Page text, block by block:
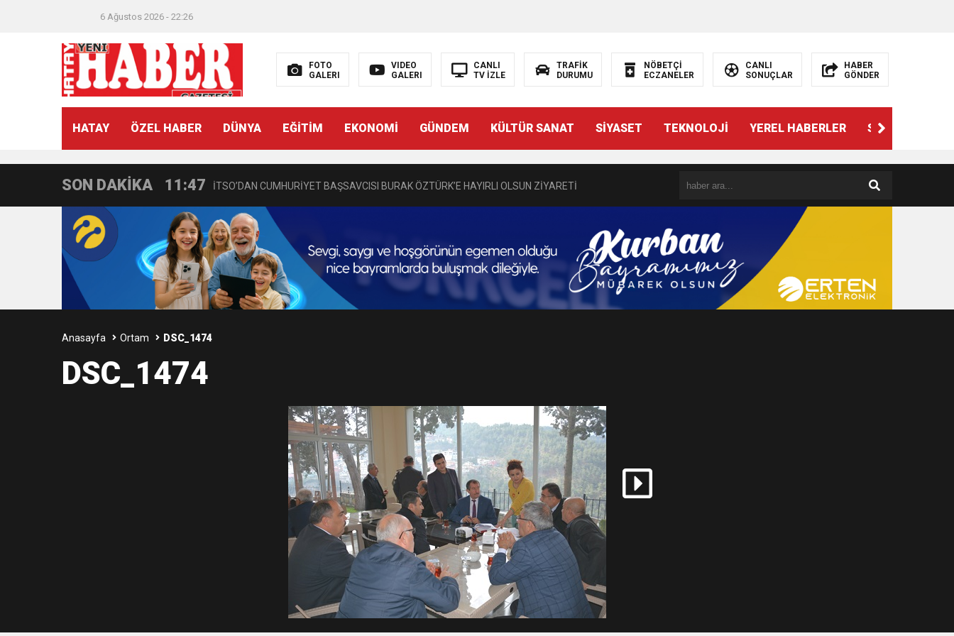
6 Ağustos 2026 - 22:26
FOTO
GALERI
VIDEO
GALERI
CANLI
TV İZLE
TRAFİK
DURUMU
NÖBETÇİ
ECZANELER
CANLI
SONUÇLAR
HABER
GÖNDER
HATAY ÖZEL HABER DÜNYA EĞİTİM EKONOMİ GÜNDEM KÜLTÜR SANAT SİYASET TEKNOLOJİ YEREL HABERLER SPOR
SON DAKİKA
21:40
11:47 İTSO’DAN CUMHURİYET BAŞSAVCISI BURAK ÖZTÜRK’E HAYIRLI OLSUN ZİYARETİ
18:55 İNCE’NİN CHP’DE KALMASININ PERDE ARKASI: GÖRÜNENDEN DAHA FAZLASI MI VAR?
11:57 IŞIL Eczanesi Görkemli Bir Törenle Hizmete Açıldı
21:40
KURUMLAR VERGİSİ ERTELENDİ
İTSO İŞ-KUR SGK TOPLANTI DUYURUSU
CEYLANDERE’DE BAŞKAN EMRAH KARAÇAY’A SEVGİ SELİ
BAŞKAN SAMİ ÜSTÜN’DEN GÖNÜLLERE DOKUNAN ZİYARET
Anasayfa Ortam DSC_1474
DSC_1474